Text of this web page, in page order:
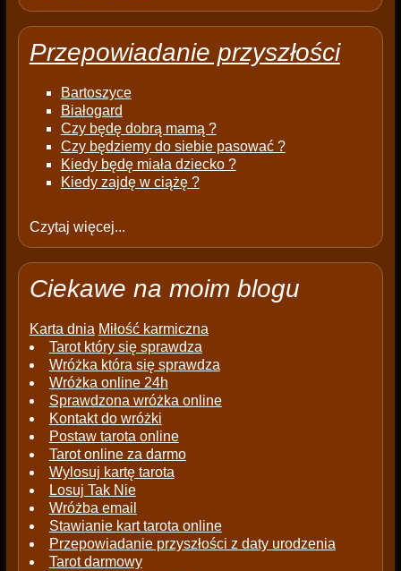
Przepowiadanie przyszłości
Bartoszyce
Białogard
Czy będę dobrą mamą ?
Czy będziemy do siebie pasować ?
Kiedy będę miała dziecko ?
Kiedy zajdę w ciążę ?
Czytaj więcej...
Ciekawe na moim blogu
Karta dnia Miłość karmiczna
Tarot który się sprawdza
Wróżka która się sprawdza
Wróżka online 24h
Sprawdzona wróżka online
Kontakt do wróżki
Postaw tarota online
Tarot online za darmo
Wylosuj kartę tarota
Losuj Tak Nie
Wróżba email
Stawianie kart tarota online
Przepowiadanie przyszłości z daty urodzenia
Tarot darmowy